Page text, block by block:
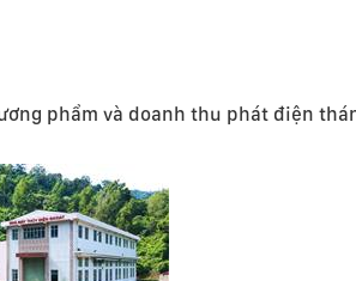
phẩm và doanh thu phát điện